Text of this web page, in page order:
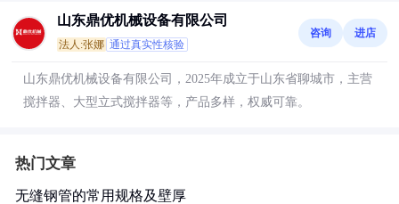
山东鼎优机械设备有限公司
法人:张娜 通过真实性核验
咨询 进店
山东鼎优机械设备有限公司，2025年成立于山东省聊城市，主营
搅拌器、大型立式搅拌器等，产品多样，权威可靠。
热门文章
无缝钢管的常用规格及壁厚